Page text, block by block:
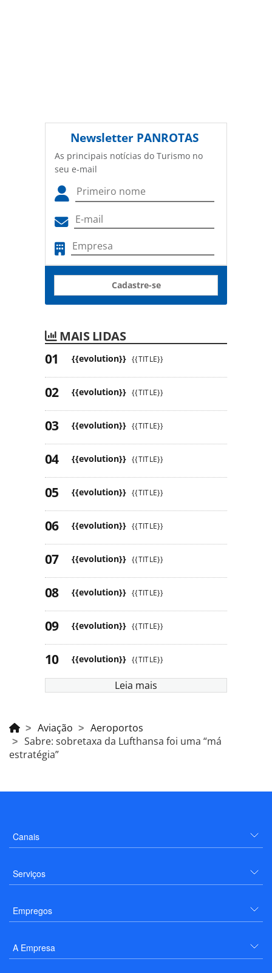
Newsletter PANROTAS
As principais notícias do Turismo no
seu e-mail
Cadastre-se
MAIS LIDAS
{{evolution}} {{TITLE}}
{{evolution}} {{TITLE}}
{{evolution}} {{TITLE}}
{{evolution}} {{TITLE}}
{{evolution}} {{TITLE}}
{{evolution}} {{TITLE}}
{{evolution}} {{TITLE}}
{{evolution}} {{TITLE}}
{{evolution}} {{TITLE}}
{{evolution}} {{TITLE}}
Leia mais
Aviação
Aeroportos
Sabre: sobretaxa da Lufthansa foi uma “má
estratégia”
Canais
Serviços
Empregos
A Empresa